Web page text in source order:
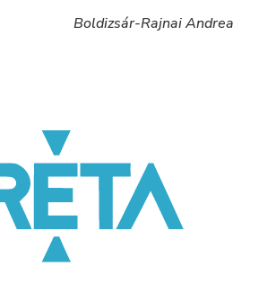
Boldizsár-Rajnai Andrea